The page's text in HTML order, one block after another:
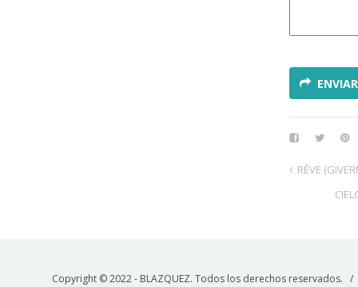
ENVIAR
RÊVE
Copyright © 2022 - BLAZQUEZ. Todos los derechos reservados.